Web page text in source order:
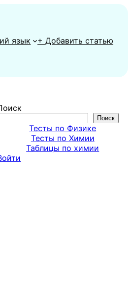
язык + Добавить статью
Поиск
Тесты по Физике
Тесты по Химии
Таблицы по химии